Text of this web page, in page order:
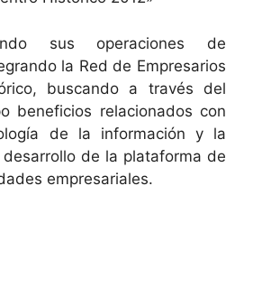
sus operaciones de
la Red de Empresarios
buscando a través del
beneficios relacionados con
de la información y la
de la plataforma de
empresariales.